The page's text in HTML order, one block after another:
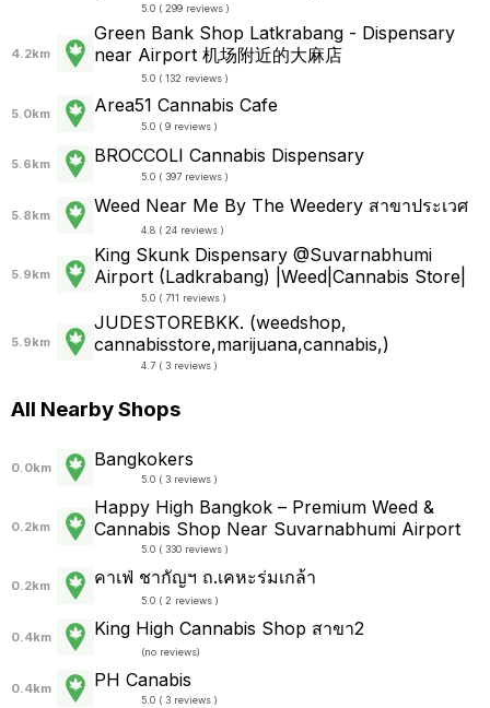
5.0 ( 299 reviews )
4.2km
Green Bank Shop Latkrabang - Dispensary
near Airport 机场附近的大麻店
5.0 ( 132 reviews )
5.0km Area51 Cannabis Cafe
5.0 ( 9 reviews )
5.6km BROCCOLI Cannabis Dispensary
5.0 ( 397 reviews )
5.8km Weed Near Me By The Weedery สาขาประเวศ
4.8 ( 24 reviews )
5.9km
King Skunk Dispensary @Suvarnabhumi
Airport (Ladkrabang) |Weed|Cannabis Store|
5.0 ( 711 reviews )
5.9km
JUDESTOREBKK. (weedshop,
cannabisstore,marijuana,cannabis,)
4.7 ( 3 reviews )
All Nearby Shops
0.0km Bangkokers
5.0 ( 3 reviews )
0.2km
Happy High Bangkok – Premium Weed &
Cannabis Shop Near Suvarnabhumi Airport
5.0 ( 330 reviews )
0.2km คาเฟ่ ชากัญฯ ถ.เคหะร่มเกล้า
5.0 ( 2 reviews )
0.4km King High Cannabis Shop สาขา2
(no reviews)
0.4km PH Canabis
5.0 ( 3 reviews )